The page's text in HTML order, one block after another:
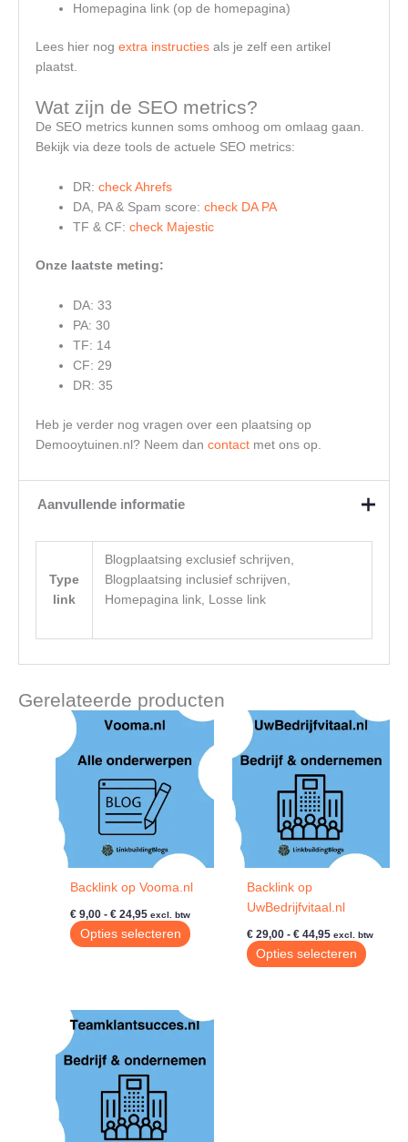
Homepagina link (op de homepagina)
Lees hier nog extra instructiesals je zelf een artikel
plaatst.
Wat zijn de SEO metrics?
De SEO metrics kunnen soms omhoog om omlaag gaan.
Bekijk via deze tools de actuele SEO metrics:
DR: check Ahrefs
DA, PA & Spam score: check DA PA
TF & CF: check Majestic
Onze laatste meting:
DA: 33
PA: 30
TF: 14
CF: 29
DR: 35
Heb je verder nog vragen over een plaatsing op
Demooytuinen.nl? Neem dan contactmet ons op.
Aanvullende informatie
Type
link
Blogplaatsing exclusief schrijven,
Blogplaatsing inclusief schrijven,
Homepagina link, Losse link
Gerelateerde producten
Backlink op Vooma.nl
€ 9,00 - € 24,95 Prijsklasse:
€ 9,00
tot
excl. btw
Opties selecteren
Dit
Deze
Backlink op
UwBedrijfvitaal.nl
€29,00 - €44,95Prijsklasse:
€ 29,00
tot
excl. btw
Opties selecteren
Dit